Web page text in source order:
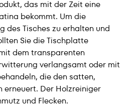
das mit der Zeit eine
bekommt. Um die
des Tisches zu erhalten und
Sie die Tischplatte
dem transparenten
verlangsamt oder mit
die den satten,
erneuert. Der Holzreiniger
und Flecken.